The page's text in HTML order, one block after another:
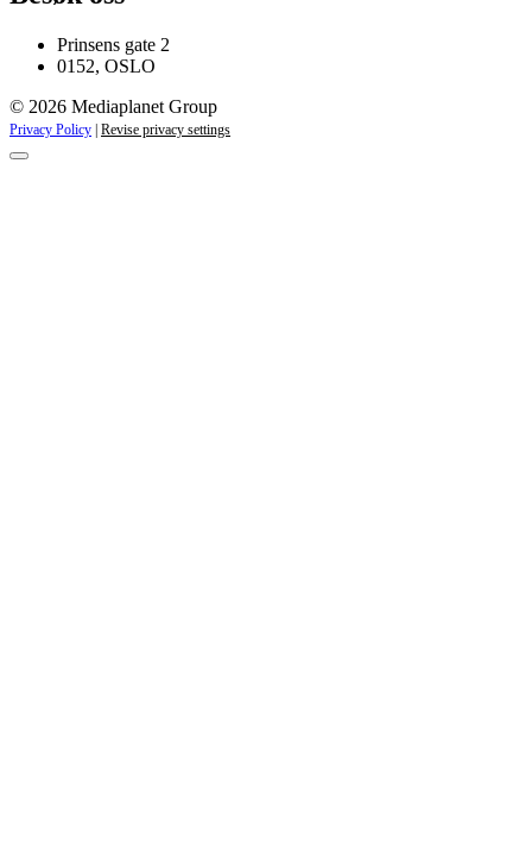
Prinsens gate 2
0152, OSLO
© 2026 Mediaplanet Group
Privacy Policy Revise privacy settings